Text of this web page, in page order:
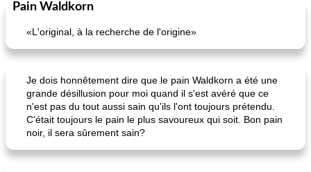
chick-n-caboodle choux de doreen
Pain Waldkorn
«L'original, à la recherche de l'origine»
Je dois honnêtement dire que le pain Waldkorn a été une
grande désillusion pour moi quand il s'est avéré que ce
n'est pas du tout aussi sain qu'ils l'ont toujours prétendu.
C'était toujours le pain le plus savoureux qui soit. Bon pain
noir, il sera sûrement sain?